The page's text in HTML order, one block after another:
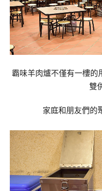
霸味羊肉爐不僅有一樓的
雙
家庭和朋友們的